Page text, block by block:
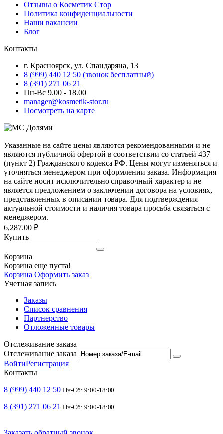
Отзывы о Косметик Стор
Политика конфиденциальности
Наши вакансии
Блог
Контакты
г. Красноярск, ул. Спандаряна, 13
8 (999) 440 12 50 (звонок бесплатный)
8 (391) 271 06 21
Пн-Вс 9.00 - 18.00
manager@kosmetik-stor.ru
Посмотреть на карте
Указанные на сайте цены являются рекомендованными и не
являются публичной офертой в соответствии со статьей 437
(пункт 2) Гражданского кодекса РФ. Цены могут изменяться и
уточняться менеджером при оформлении заказа. Информация
на сайте носит исключительно справочный характер и не
является предложением о заключении договора на условиях,
представленных в описании товара. Для подтверждения
актуальной стоимости и наличия товара просьба связаться с
менеджером.
6,287.00 ₽
Купить
Корзина
Корзина еще пуста!
Корзина Оформить заказ
Учетная запись
Заказы
Список сравнения
Партнерство
Отложенные товары
Отслеживание заказа
Отслеживание заказа
ВойтиРегистрация
Контакты
8 (999) 440 12 50 Пн-Сб: 9:00-18:00
8 (391) 271 06 21 Пн-Сб: 9:00-18:00